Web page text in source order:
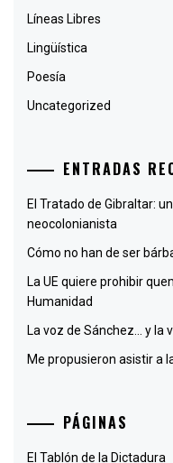
Líneas Libres
Lingüística
Poesía
Uncategorized
ENTRADAS
El Tratado de Gibraltar:
neocolonianista
Cómo no han de ser
La UE quiere prohibir
Humanidad
La voz de Sánchez… y la
Me propusieron asistir a
PÁGINAS
El Tablón de la Dictadura